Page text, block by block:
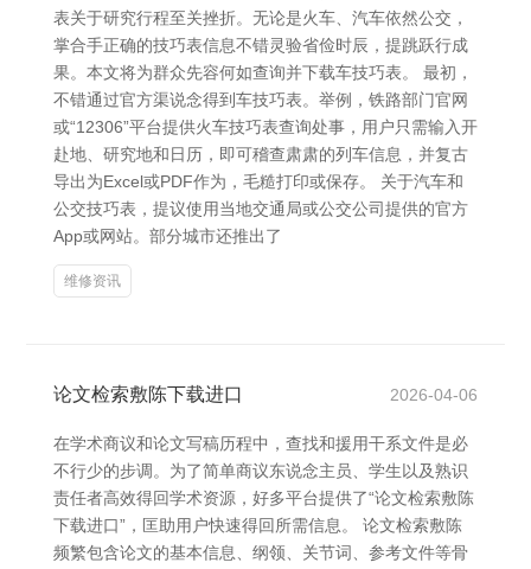
表关于研究行程至关挫折。无论是火车、汽车依然公交，
掌合手正确的技巧表信息不错灵验省俭时辰，提跳跃行成
果。本文将为群众先容何如查询并下载车技巧表。 最初，
不错通过官方渠说念得到车技巧表。举例，铁路部门官网
或“12306”平台提供火车技巧表查询处事，用户只需输入开
赴地、研究地和日历，即可稽查肃肃的列车信息，并复古
导出为Excel或PDF作为，毛糙打印或保存。 关于汽车和
公交技巧表，提议使用当地交通局或公交公司提供的官方
App或网站。部分城市还推出了
维修资讯
论文检索敷陈下载进口 2026-04-06
在学术商议和论文写稿历程中，查找和援用干系文件是必
不行少的步调。为了简单商议东说念主员、学生以及熟识
责任者高效得回学术资源，好多平台提供了“论文检索敷陈
下载进口”，匡助用户快速得回所需信息。 论文检索敷陈
频繁包含论文的基本信息、纲领、关节词、参考文件等骨